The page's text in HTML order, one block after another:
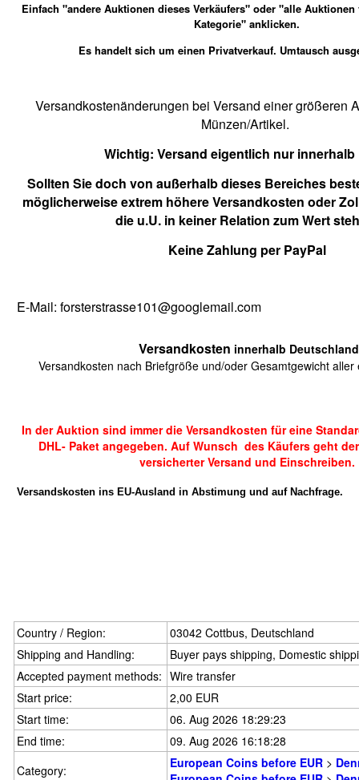
Einfach "andere Auktionen dieses Verkäufers" oder "alle
Kategorie" anklicken.
Es handelt sich um einen Privatverkauf. Umtausch
Versandkostenänderungen bei Versand einer größeren
Münzen/Artikel.
Wichtig: Versand eigentlich nur innerhalb
Sollten Sie doch von außerhalb dieses Bereiches
möglicherweise extrem höhere Versandkosten oder
die u.U. in keiner Relation zum Wert
Keine Zahlung per PayPal
E-Mail: forsterstrasse101@googlemail.com
Versandkosten innerhalb Deutschland
Versandkosten nach Briefgröße und/oder Gesamtgewicht
In der Auktion sind immer die Versandkosten für eine
DHL- Paket angegeben. Auf Wunsch des Käufers geht
versicherter Versand und Einschreiben.
Versandskosten ins EU-Ausland in Abstimung und auf Nachfrage.
Country / Region:
03042 Cottbus, Deutschland
Shipping and Handling:
Buyer pays shipping, Domestic
Accepted payment methods: Wire transfer
Start price:
2,00 EUR
Start time:
06. Aug 2026 18:29:23
End time:
09. Aug 2026 16:18:28
Category:
European Coins before EUR >